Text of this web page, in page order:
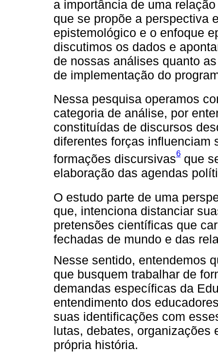
a importância de uma
que se propõe a perspectiva
epistemológico e o enfoque
discutimos os dados e
de nossas análises quanto
de implementação do
Nessa pesquisa operamos
categoria de análise, por
constituídas de discursos
diferentes forças influenciam
formações discursivas6 que
elaboração das agendas
O estudo parte de uma
que, intenciona distanciar
pretensões científicas que
fechadas de mundo e das
Nesse sentido, entendemos
que busquem trabalhar de
demandas específicas da
entendimento dos
suas identificações com
lutas, debates, organizações
própria história.